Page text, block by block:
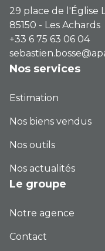
29 place de l'Église
85150 - Les Achards
+33 6 75 63 06 04
Nos services
Estimation
Nos biens vendus
Nos outils
Nos actualités
Le groupe
Notre agence
Contact